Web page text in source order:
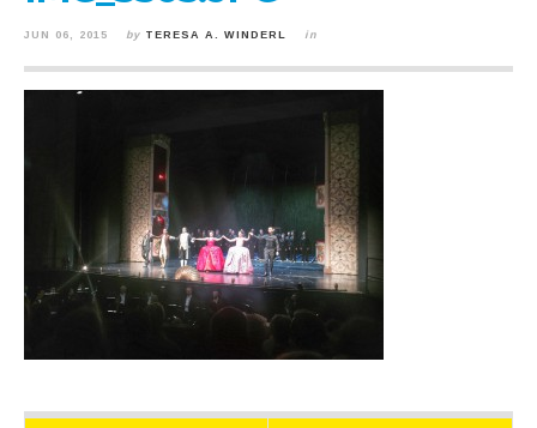
JUN 06, 2015 by TERESA A. WINDERL in